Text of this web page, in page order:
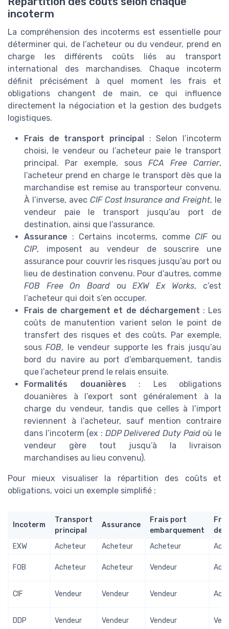
incoterm
La compréhension des incoterms est essentielle pour
déterminer qui, de l’acheteur ou du vendeur, prend en
charge les différents coûts liés au transport
international des marchandises. Chaque incoterm
définit précisément à quel moment les frais et
obligations changent de main, ce qui influence
directement la négociation et la gestion des budgets
logistiques.
Frais de transport principal
: Selon l’incoterm
choisi, le vendeur ou l’acheteur paie le transport
principal. Par exemple, sous FCA Free Carrier,
l’acheteur prend en charge le transport dès que la
marchandise est remise au transporteur convenu.
À l’inverse, avec CIF Cost Insurance and Freight, le
vendeur paie le transport jusqu’au port de
destination, ainsi que l’assurance.
Assurance : Certains incoterms, comme CIFou
CIP, imposent au vendeur de souscrire une
assurance pour couvrir les risques jusqu’au port ou
lieu de destination convenu. Pour d’autres, comme
FOB Free On BoardouEXW Ex Works, c’est
l’acheteur qui doit s’en occuper.
Frais de chargement et de déchargement : Les
coûts de manutention varient selon le point de
transfert des risques et des coûts. Par exemple,
sousFOB, le vendeur supporte les frais jusqu’au
bord du navire au port d’embarquement, tandis
que l’acheteur prend le relais ensuite.
Formalités douanières : Les obligations
douanières à l’export sont généralement à la
charge du vendeur, tandis que celles à l’import
reviennent à l’acheteur, sauf mention contraire
dans l’incoterm (ex : DDP Delivered Duty Paidoù le
vendeur gère tout jusqu’à la livraison
marchandises au lieu convenu).
Pour mieux visualiser la répartition des coûts et
obligations, voici un exemple simplifié :
Incoterm
Transport
principal
Assurance
Frais port
embarquement
EXW
Acheteur Acheteur Acheteur
FOB Acheteur Acheteur Vendeur
CIF Vendeur Vendeur Vendeur
DDP Vendeur Vendeur Vendeur